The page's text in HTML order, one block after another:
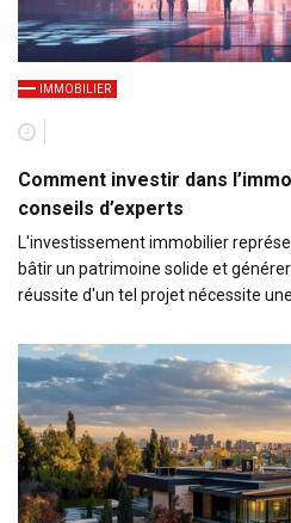
IMMOBILIER
Comment investir dans
conseils d’experts
L'investissement immobilier
bâtir un patrimoine solide et
réussite d'un tel projet nécessite